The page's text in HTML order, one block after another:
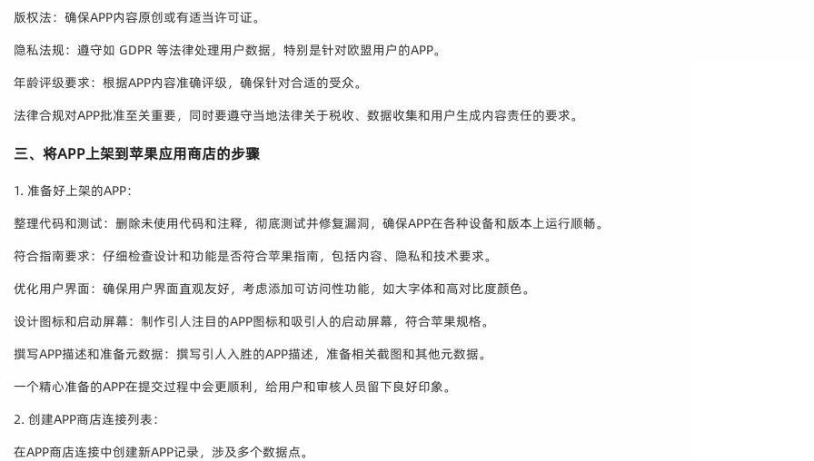
版权法：确保APP内容原创或有适当许可证。
隐私法规：遵守如 GDPR 等法律处理用户数据，特别是针对欧盟用户的APP。
年龄评级要求：根据APP内容准确评级，确保针对合适的受众。
法律合规对APP批准至关重要，同时要遵守当地法律关于税收、数据收集和用户生成内容责任的要求。
三、将APP上架到苹果应用商店的步骤
1. 准备好上架的APP：
整理代码和测试：删除未使用代码和注释，彻底测试并修复漏洞，确保APP在各种设备和版本上运行顺畅。
符合指南要求：仔细检查设计和功能是否符合苹果指南，包括内容、隐私和技术要求。
优化用户界面：确保用户界面直观友好，考虑添加可访问性功能，如大字体和高对比度颜色。
设计图标和启动屏幕：制作引人注目的APP图标和吸引人的启动屏幕，符合苹果规格。
撰写APP描述和准备元数据：撰写引人入胜的APP描述，准备相关截图和其他元数据。
一个精心准备的APP在提交过程中会更顺利，给用户和审核人员留下良好印象。
2. 创建APP商店连接列表：
在APP商店连接中创建新APP记录，涉及多个数据点。